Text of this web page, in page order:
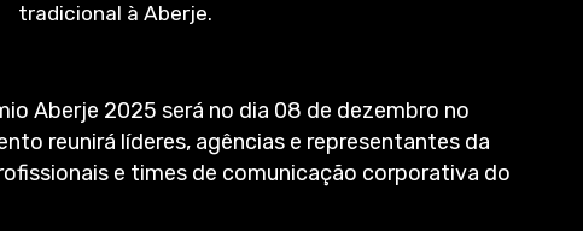
tradicional à Aberje.
Aberje 2025 será no dia 08 de dezembro no
reunirá líderes, agências e representantes da
e times de comunicação corporativa do